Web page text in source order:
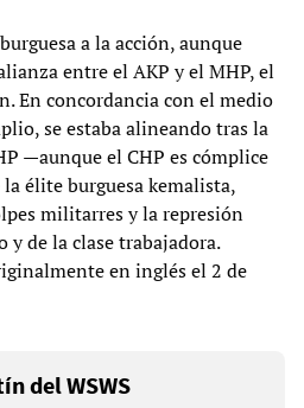
a la acción, aunque
entre el AKP y el MHP, el
En concordancia con el medio
se estaba alineando tras la
—aunque el CHP es cómplice
élite burguesa kemalista,
militarres y la represión
de la clase trabajadora.
en inglés el 2 de
del WSWS